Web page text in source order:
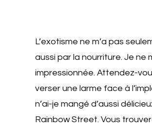
L’exotisme ne m’a pas
aussi par la nourriture. Je ne
impressionnée. Attendez-
verser une larme face à
n’ai-je mangé d’aussi
Rainbow Street. Vous